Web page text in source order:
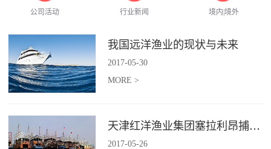
公司活动 行业新闻 境内|境外
我国远洋渔业的现状与未来
2017-05-30
MORE >
天津红洋渔业集团塞拉利昂捕捞项目
2017-05-26